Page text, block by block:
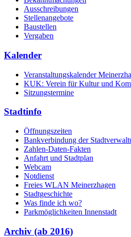
Ausschreibungen
Stellenangebote
Baustellen
Vergaben
Kalender
Veranstaltungskalender
KUK: Verein für Kultur und
Sitzungstermine
Stadtinfo
Öffnungszeiten
Bankverbindung der
Zahlen-Daten-Fakten
Anfahrt und Stadtplan
Webcam
Notdienst
Freies WLAN Meinerzhagen
Stadtgeschichte
Was finde ich wo?
Parkmöglichkeiten Innenstadt
Archiv (ab 2016)